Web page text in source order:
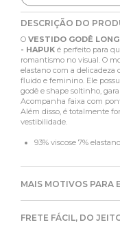
DESCRIÇÃO DO
O VESTIDO GODÊ
- HAPUK é perfeito para
romantismo no visual. O
elastano com a delicadeza
fluido e feminino. Ele
godê e shape soltinho,
Acompanha faixa com
Além disso, é totalmente
vestibilidade.
93% viscose 7%
MAIS MOTIVOS PARA
FRETE FÁCIL, DO